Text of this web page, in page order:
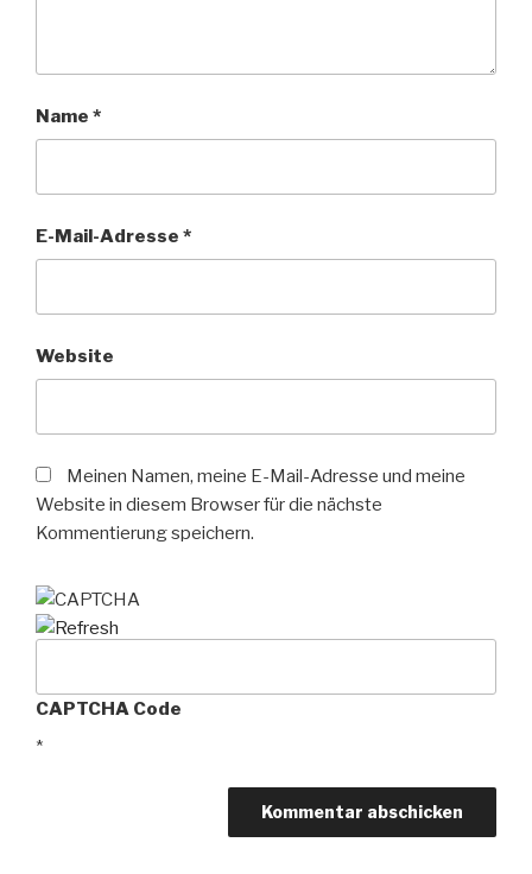
Name *
E-Mail-Adresse *
Website
Meinen Namen, meine E-Mail-Adresse und meine
Website in diesem Browser für die nächste
Kommentierung speichern.
CAPTCHA Code
*